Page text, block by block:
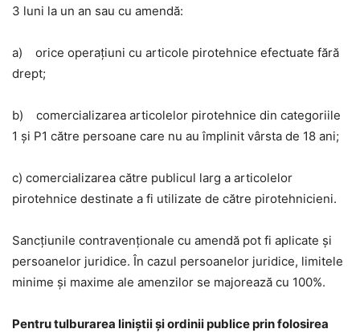
3 luni la un an sau cu amendă:
a) orice operaţiuni cu articole pirotehnice efectuate fără
drept;
b) comercializarea articolelor pirotehnice din categoriile
1 şi P1 către persoane care nu au împlinit vârsta de 18 ani;
c) comercializarea către publicul larg a articolelor
pirotehnice destinate a fi utilizate de către pirotehnicieni.
Sancţiunile contravenţionale cu amendă pot fi aplicate şi
persoanelor juridice. În cazul persoanelor juridice, limitele
minime şi maxime ale amenzilor se majorează cu 100%.
Pentru tulburarea liniștii și ordinii publice prin folosirea